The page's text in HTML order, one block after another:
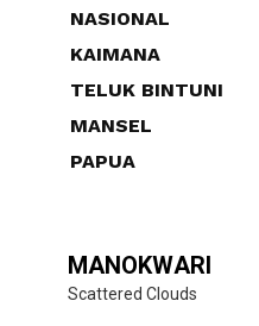
NASIONAL
KAIMANA
TELUK BINTUNI
MANSEL
PAPUA
MANOKWARI
Scattered Clouds